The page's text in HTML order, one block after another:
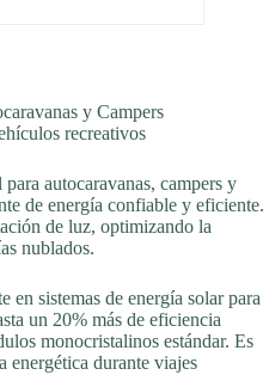
y Campers
recreativos
autocaravanas, campers y
de energía confiable y eficiente.
de luz, optimizando la
nublados.
en sistemas de energía solar para
un 20% más de eficiencia
monocristalinos estándar. Es
energética durante viajes